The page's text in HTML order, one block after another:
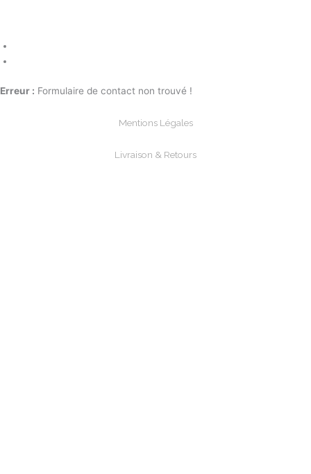
Erreur : Formulaire de contact non trouvé !
Mentions Légales
Livraison & Retours